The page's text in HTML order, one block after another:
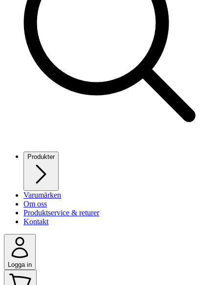
Produkter
Varumärken
Om oss
Produktservice & returer
Kontakt
Logga in